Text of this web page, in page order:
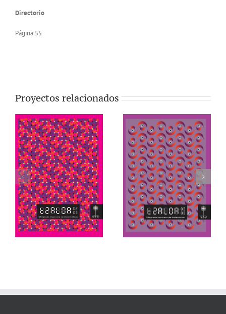
Directorio
Página 55
Proyectos relacionados